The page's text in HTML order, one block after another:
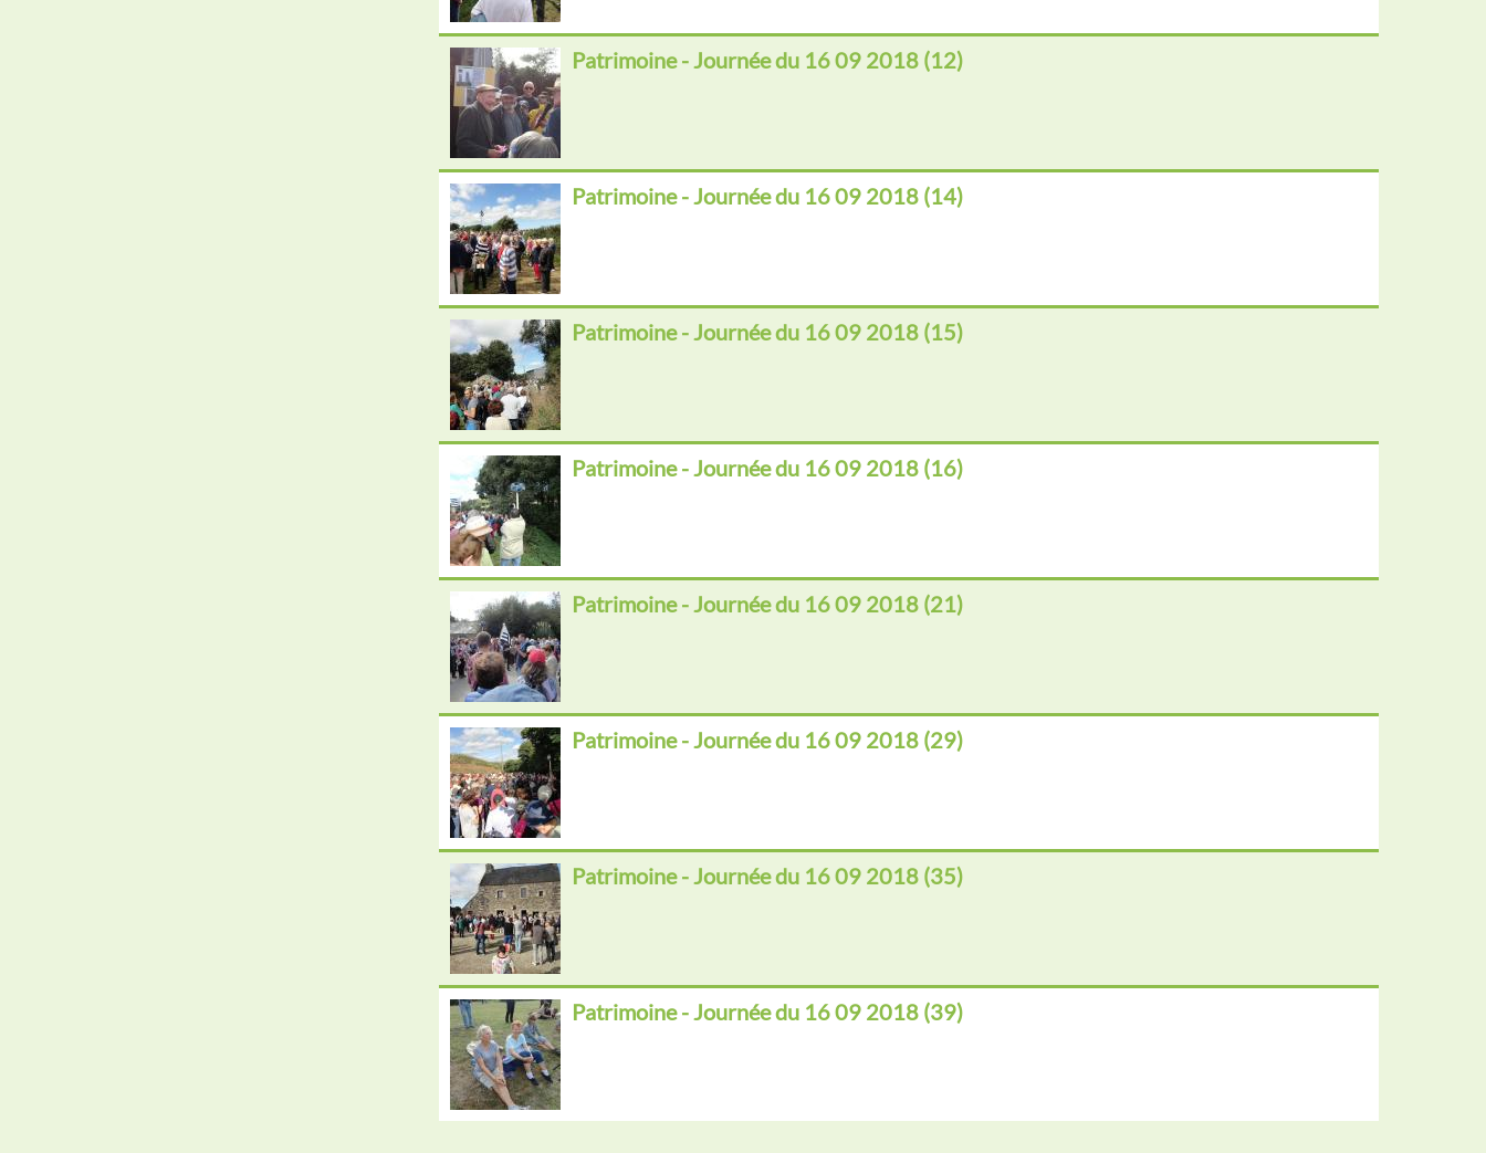
Patrimoine - Journée du 16 09 2018 (12)
Patrimoine - Journée du 16 09 2018 (14)
Patrimoine - Journée du 16 09 2018 (15)
Patrimoine - Journée du 16 09 2018 (16)
Patrimoine - Journée du 16 09 2018 (21)
Patrimoine - Journée du 16 09 2018 (29)
Patrimoine - Journée du 16 09 2018 (35)
Patrimoine - Journée du 16 09 2018 (39)